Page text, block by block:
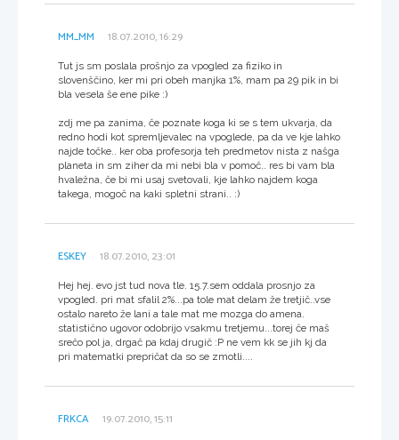
MM_MM 18.07.2010, 16:29
Tut js sm poslala prošnjo za vpogled za fiziko in
slovenščino, ker mi pri obeh manjka 1%, mam pa 29 pik in bi
bla vesela še ene pike :)
zdj me pa zanima, če poznate koga ki se s tem ukvarja, da
redno hodi kot spremljevalec na vpoglede, pa da ve kje lahko
najde točke.. ker oba profesorja teh predmetov nista z našga
planeta in sm ziher da mi nebi bla v pomoč.. res bi vam bla
hvaležna, če bi mi usaj svetovali, kje lahko najdem koga
takega, mogoč na kaki spletni strani.. :)
ESKEY 18.07.2010, 23:01
Hej hej. evo jst tud nova tle. 15.7.sem oddala prosnjo za
vpogled. pri mat sfalil 2%...pa tole mat delam že tretjič..vse
ostalo nareto že lani a tale mat me mozga do amena.
statistično ugovor odobrijo vsakmu tretjemu...torej če maš
srečo pol ja, drgač pa kdaj drugič :P ne vem kk se jih kj da
pri matematki prepričat da so se zmotli....
FRKCA 19.07.2010, 15:11